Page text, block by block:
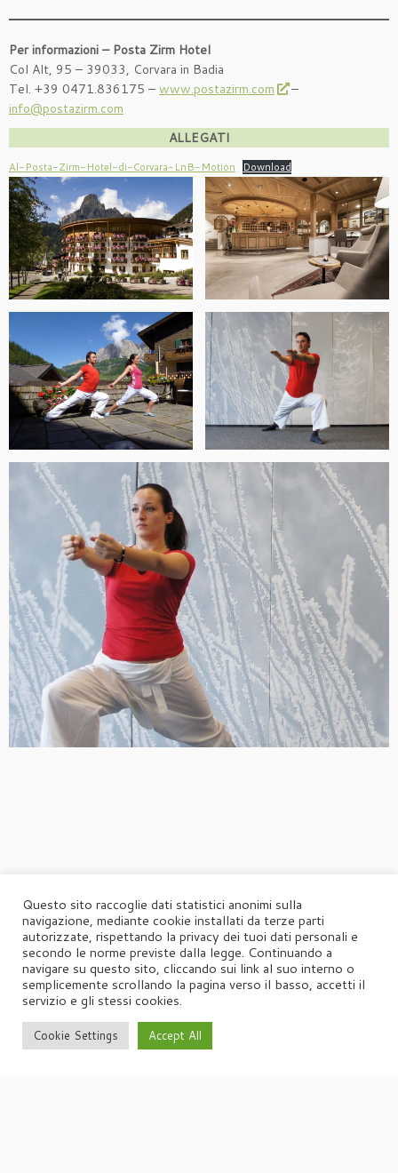
Per informazioni – Posta Zirm Hotel
Col Alt, 95 – 39033, Corvara in Badia
Tel. +39 0471.836175 – www.postazirm.com
–
info@postazirm.com
ALLEGATI
Al-Posta-Zirm-Hotel-di-Corvara-LnB-Motion Download
·© 2026Agorà·Powered by ·Designed con il
Questo sito raccoglie dati statistici anonimi sulla
navigazione, mediante cookie installati da terze parti
autorizzate, rispettando la privacy dei tuoi dati personali e
secondo le norme previste dalla legge. Continuando a
navigare su questo sito, cliccando sui link al suo interno o
semplicemente scrollando la pagina verso il basso, accetti il
servizio e gli stessi cookies.
Cookie Settings Accept All